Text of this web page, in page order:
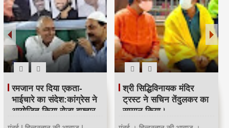
रमजान पर दिया एकता-
भाईचारे का संदेश:कांग्रेस ने
आयोजित किया रोजा इफ्तार
श्री सिद्धिविनायक मंदिर
ट्रस्ट ने सचिन तेंदुलकर का
सम्मान किया।